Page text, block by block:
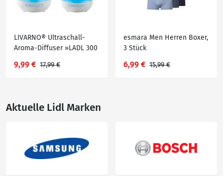
LIVARNO® Ultraschall-
Aroma-Diffuser »LADL 300
9,99 € 17,99 €
esmara Men Herren Boxer,
3 Stück
6,99 € 15,99 €
Aktuelle Lidl Marken